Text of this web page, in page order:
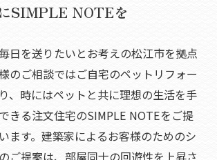
SIMPLE NOTEを
日を送りたいとお考えの松江市を拠点
のご相談ではご自宅のペットリフォー
、時にはペットと共に理想の生活を手
きる注文住宅のSIMPLE NOTEをご提
ます。建築家によるお客様のためのシ
ご提案は、部屋同士の回遊性を上昇さ